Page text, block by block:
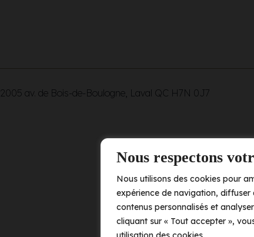
Nous respectons
Nous utilisons des cookies pour
expérience de navigation, diffuser
contenus personnalisés et
cliquant sur « Tout accepter »,
2005 av. de Bois-de-Boulogne, Laval QC H7N 0J7